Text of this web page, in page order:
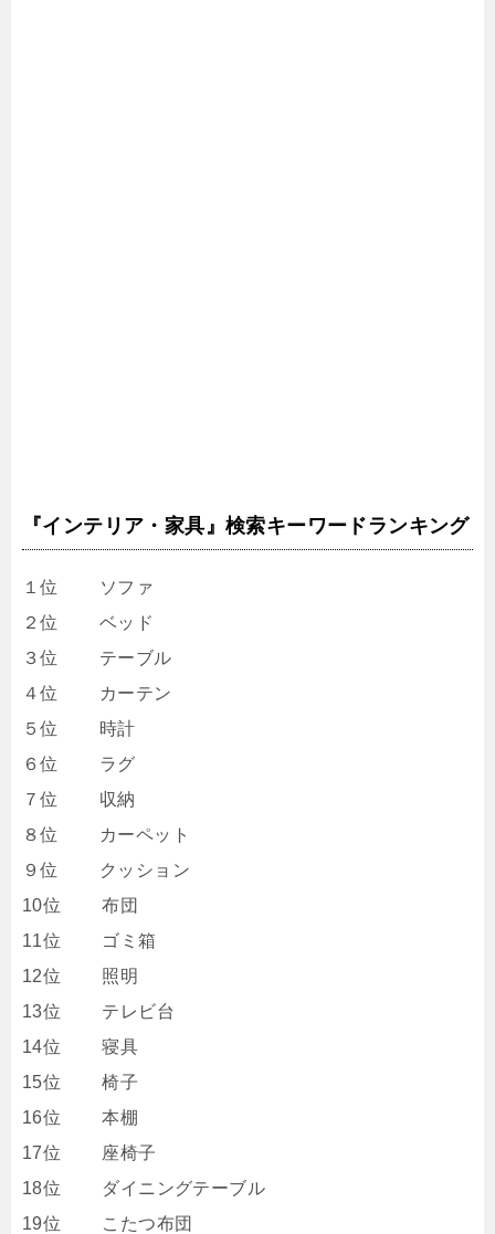
『インテリア・家具』検索キーワードランキング
１位 ソファ
２位 ベッド
３位 テーブル
４位 カーテン
５位 時計
６位 ラグ
７位 収納
８位 カーペット
９位 クッション
10位 布団
11位 ゴミ箱
12位 照明
13位 テレビ台
14位 寝具
15位 椅子
16位 本棚
17位 座椅子
18位 ダイニングテーブル
19位 こたつ布団